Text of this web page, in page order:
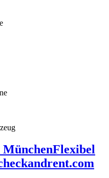
Flexibel